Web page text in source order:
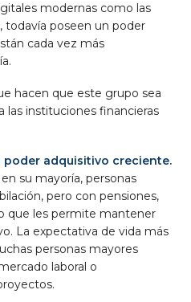
modernas como las
todavía poseen un poder
cada vez más
hacen que este grupo sea
las instituciones financieras
poder adquisitivo creciente.
su mayoría, personas
pero con pensiones,
que les permite mantener
La expectativa de vida más
personas mayores
laboral o